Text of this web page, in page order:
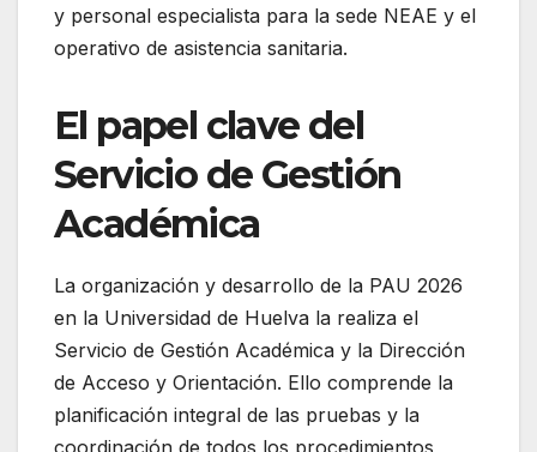
y personal especialista para la sede NEAE y el
operativo de asistencia sanitaria.
El papel clave del
Servicio de Gestión
Académica
La organización y desarrollo de la PAU 2026
en la Universidad de Huelva la realiza el
Servicio de Gestión Académica y la Dirección
de Acceso y Orientación. Ello comprende la
planificación integral de las pruebas y la
coordinación de todos los procedimientos